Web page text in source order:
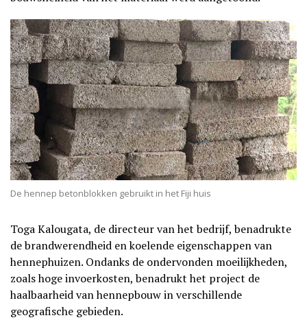
De hennep betonblokken gebruikt in het Fiji huis
Toga Kalougata, de directeur van het bedrijf, benadrukte
de brandwerendheid en koelende eigenschappen van
hennephuizen. Ondanks de ondervonden moeilijkheden,
zoals hoge invoerkosten, benadrukt het project de
haalbaarheid van hennepbouw in verschillende
geografische gebieden.